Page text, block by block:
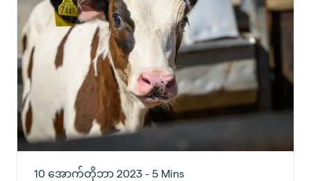
10 အောက်တိုဘာ 2023 - 5 Mins